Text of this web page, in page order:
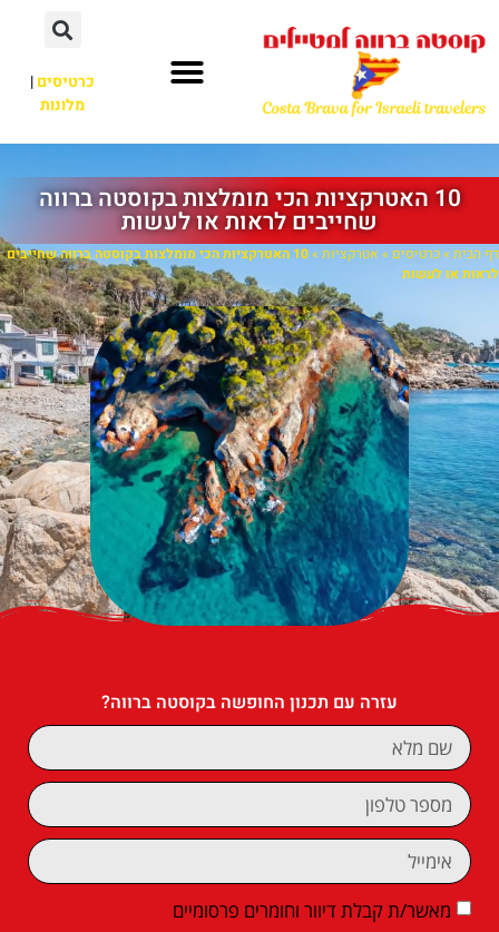
כרטיסים|
מלונות
10 האטרקציות הכי מומלצות בקוסטה ברווה
שחייבים לראות או לעשות
דף הבית »כרטיסים » אטרקציות »
10 האטרקציות הכי מומלצות בקוסטה ברווה שחייבים
לראות או לעשות
עזרה עם תכנון החופשה בקוסטה ברווה?
מאשר/ת קבלת דיוור וחומרים פרסומיים